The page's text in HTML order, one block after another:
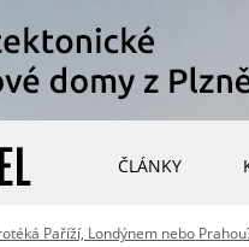
ČLÁNKY
Paříží, Londýnem nebo